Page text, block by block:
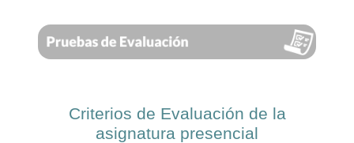
Perfilado de sección
Criterios de Evaluación de la
asignatura presencial